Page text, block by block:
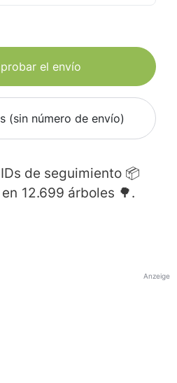
el envío
(sin número de envío)
IDs de seguimiento 📦
12.699 árboles 🌳.
Anzeige